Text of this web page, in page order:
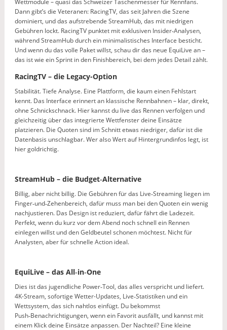
Wettmodule – quasi das Schweizer Taschenmesser für Rennfans.
Dann gibt’s die Veteranen: RacingTV, das seit Jahren die Szene
dominiert, und das aufstrebende StreamHub, das mit niedrigen
Gebühren lockt. RacingTV punktet mit exklusiven Insider‑Analysen,
während StreamHub durch ein minimalistisches Interface besticht.
Und wenn du das volle Paket willst, schau dir das neue EquiLive an –
das ist wie ein Sprint in den Finishbereich, bei dem jedes Detail zählt.
RacingTV – die Legacy-Option
Stabilität. Tiefe Analyse. Eine Plattform, die kaum einen Fehlstart
kennt. Das Interface erinnert an klassische Rennbahnen – klar, direkt,
ohne Schnickschnack. Hier kannst du live das Rennen verfolgen und
gleichzeitig über das integrierte Wettfenster deine Einsätze
platzieren. Die Quoten sind im Schnitt etwas niedriger, dafür ist die
Datenbasis unschlagbar. Wer also Wert auf Hintergrundinfos legt, ist
hier goldrichtig.
StreamHub – die Budget‑Alternative
Billig, aber nicht billig. Die Gebühren für das Live‑Streaming liegen im
Finger‑und‑Zehenbereich, dafür muss man bei den Quoten ein wenig
nachjustieren. Das Design ist reduziert, dafür fährt die Ladezeit.
Perfekt, wenn du kurz vor dem Abend noch schnell ein Rennen
einlegen willst und den Geldbeutel schonen möchtest. Nicht für
Analysten, aber für schnelle Action ideal.
EquiLive – das All‑in‑One
Dies ist das jugendliche Power‑Tool, das alles verspricht und liefert.
4K-Stream, sofortige Wetter-Updates, Live‑Statistiken und ein
Wettsystem, das sich nahtlos einfügt. Du bekommst
Push‑Benachrichtigungen, wenn ein Favorit ausfällt, und kannst mit
einem Klick deine Einsätze anpassen. Der Nachteil? Eine kleine